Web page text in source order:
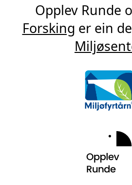
Opplev Runde
Forsking er ein